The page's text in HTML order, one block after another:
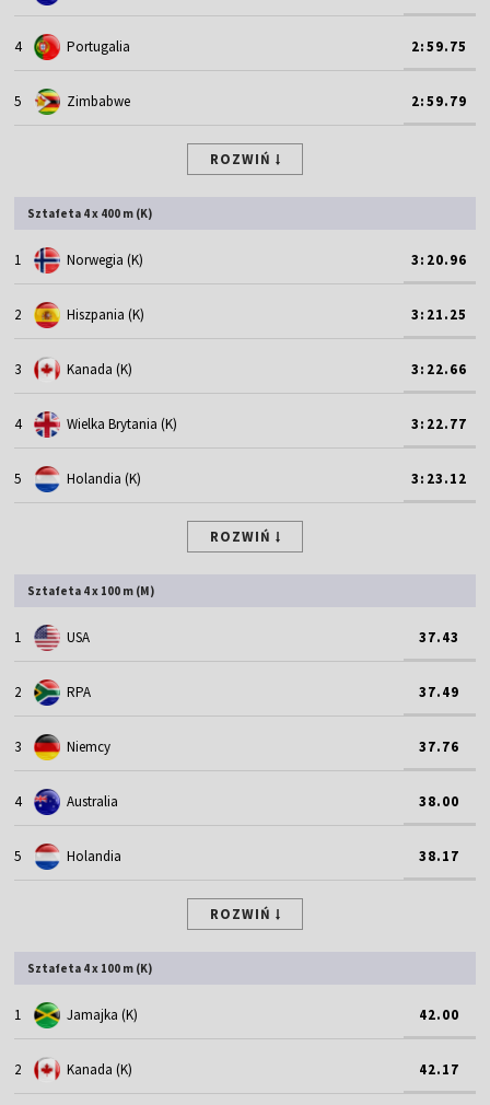
4 Portugalia 2:59.75
5 Zimbabwe 2:59.79
ROZWIŃ
Sztafeta 4 x 400 m (K)
1 Norwegia (K) 3:20.96
2 Hiszpania (K) 3:21.25
3 Kanada (K) 3:22.66
4 Wielka Brytania (K) 3:22.77
5 Holandia (K) 3:23.12
ROZWIŃ
Sztafeta 4 x 100 m (M)
1 USA 37.43
2 RPA 37.49
3 Niemcy 37.76
4 Australia 38.00
5 Holandia 38.17
ROZWIŃ
Sztafeta 4 x 100 m (K)
1 Jamajka (K) 42.00
2 Kanada (K) 42.17